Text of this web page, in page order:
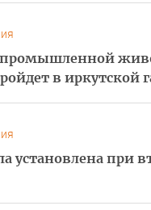
промышленной
в иркутской
установлена при